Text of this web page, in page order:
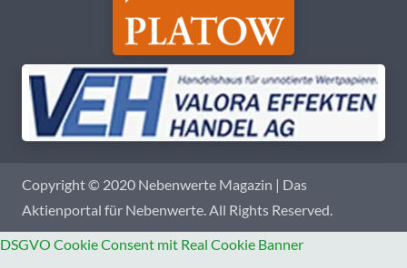
Copyright © 2020 Nebenwerte Magazin | Das
Aktienportal für Nebenwerte. All Rights Reserved.
DSGVO Cookie Consent mit Real Cookie Banner